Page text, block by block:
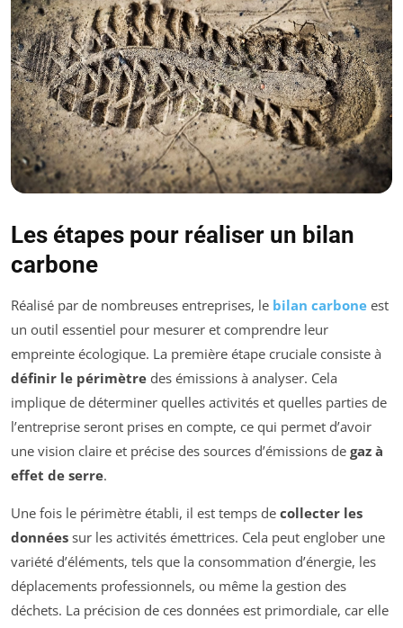
Les étapes pour réaliser un bilan
carbone
Réalisé par de nombreuses entreprises, le bilan carbone est
un outil essentiel pour mesurer et comprendre leur
empreinte écologique. La première étape cruciale consiste à
définir le périmètre des émissions à analyser. Cela
implique de déterminer quelles activités et quelles parties de
l’entreprise seront prises en compte, ce qui permet d’avoir
une vision claire et précise des sources d’émissions de gaz à
effet de serre.
Une fois le périmètre établi, il est temps de collecter les
données sur les activités émettrices. Cela peut englober une
variété d’éléments, tels que la consommation d’énergie, les
déplacements professionnels, ou même la gestion des
déchets. La précision de ces données est primordiale, car elle